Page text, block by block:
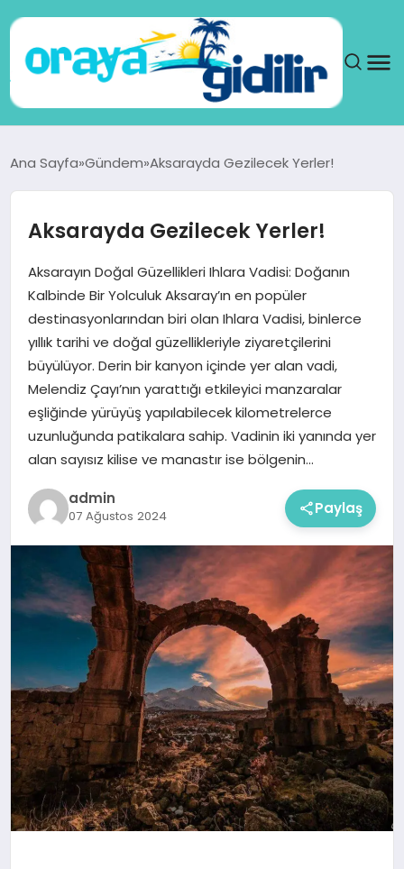
SAĞLIK
DÜNYA
SEYAHAT
TEKNOLOJI
YAŞAM
Ana Sayfa Gündem Aksarayda Gezilecek Yerler!
Aksarayda Gezilecek Yerler!
Aksarayın Doğal Güzellikleri Ihlara Vadisi: Doğanın
Kalbinde Bir Yolculuk Aksaray’ın en popüler
destinasyonlarından biri olan Ihlara Vadisi, binlerce
yıllık tarihi ve doğal güzellikleriyle ziyaretçilerini
büyülüyor. Derin bir kanyon içinde yer alan vadi,
Melendiz Çayı’nın yarattığı etkileyici manzaralar
eşliğinde yürüyüş yapılabilecek kilometrelerce
uzunluğunda patikalara sahip. Vadinin iki yanında yer
alan sayısız kilise ve manastır ise bölgenin…
admin
07 Ağustos 2024 Paylaş